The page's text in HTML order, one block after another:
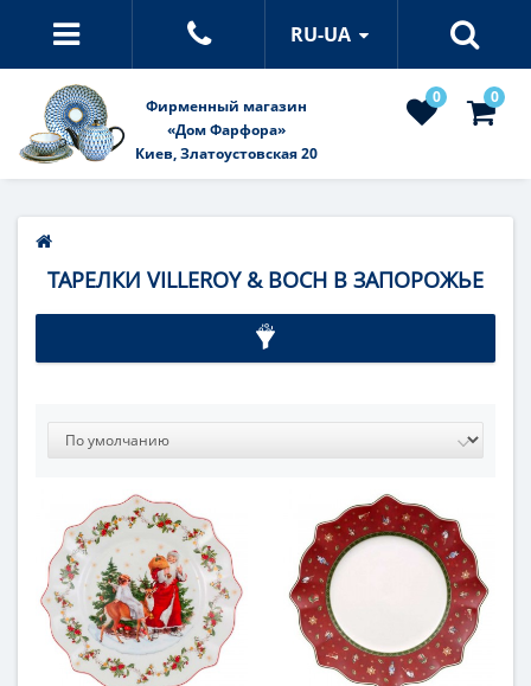
RU-UA
Фирменный магазин
«Дом Фарфора»
Киев, Златоустовская 20
0 0
ТАРЕЛКИ VILLEROY & BOCH В ЗАПОРОЖЬЕ